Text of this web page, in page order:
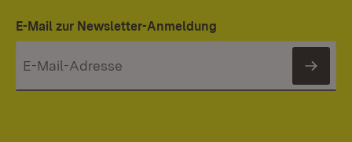
E-Mail zur Newsletter-Anmeldung